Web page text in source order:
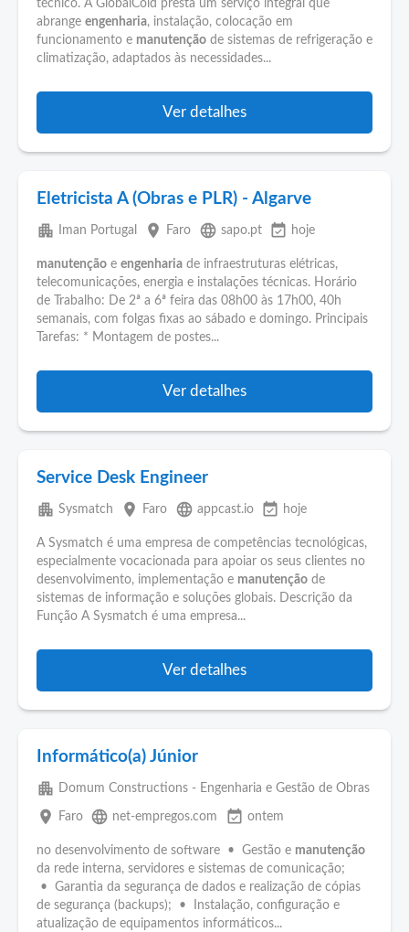
técnico. A GlobalCold presta um serviço integral que
abrange engenharia, instalação, colocação em
funcionamento e manutenção de sistemas de refrigeração e
climatização, adaptados às necessidades...
Ver detalhes
Eletricista A (Obras e PLR) - Algarve
apartment Iman Portugal place Faro language sapo.pt event_available hoje
manutenção e engenharia de infraestruturas elétricas,
telecomunicações, energia e instalações técnicas. Horário
de Trabalho: De 2ª a 6ª feira das 08h00 às 17h00, 40h
semanais, com folgas fixas ao sábado e domingo. Principais
Tarefas: * Montagem de postes...
Ver detalhes
Service Desk Engineer
apartment Sysmatch place Faro language appcast.io event_available hoje
A Sysmatch é uma empresa de competências tecnológicas,
especialmente vocacionada para apoiar os seus clientes no
desenvolvimento, implementação e manutenção de
sistemas de informação e soluções globais. Descrição da
Função A Sysmatch é uma empresa...
Ver detalhes
Informático(a) Júnior
apartment Domum Constructions - Engenharia e Gestão de Obras
place Faro language net-empregos.com event_available ontem
no desenvolvimento de software • Gestão e manutenção
da rede interna, servidores e sistemas de comunicação;
• Garantia da segurança de dados e realização de cópias
de segurança (backups); • Instalação, configuração e
atualização de equipamentos informáticos...